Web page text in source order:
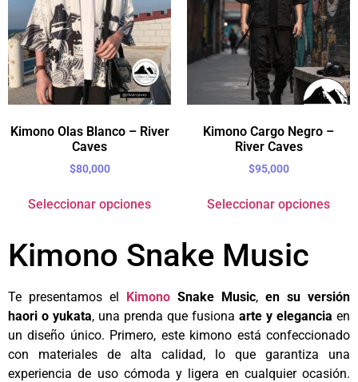
Kimono Olas Blanco – River
Caves
$80,000
Seleccionar opciones
Kimono Cargo Negro –
River Caves
$95,000
Seleccionar opciones
Kimono Snake Music
Te presentamos el Kimono Snake Music, en su versión
haori o yukata, una prenda que fusiona arte y elegancia en
un diseño único. Primero, este kimono está confeccionado
con materiales de alta calidad, lo que garantiza una
experiencia de uso cómoda y ligera en cualquier ocasión.